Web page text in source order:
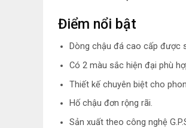
Điểm nổi bật
Dòng chậu đá cao cấp được
Có 2 màu sắc hiện đại phù
Thiết kế chuyên biệt cho
Hố chậu đơn rộng rãi.
Sản xuất theo công nghệ